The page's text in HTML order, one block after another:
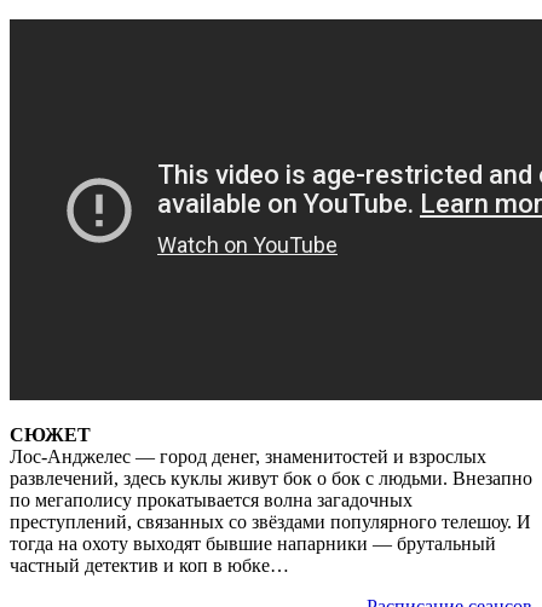
СЮЖЕТ
Лос-Анджелес — город денег, знаменитостей и взрослых
развлечений, здесь куклы живут бок о бок с людьми. Внезапно
по мегаполису прокатывается волна загадочных
преступлений, связанных со звёздами популярного телешоу. И
тогда на охоту выходят бывшие напарники — брутальный
частный детектив и коп в юбке…